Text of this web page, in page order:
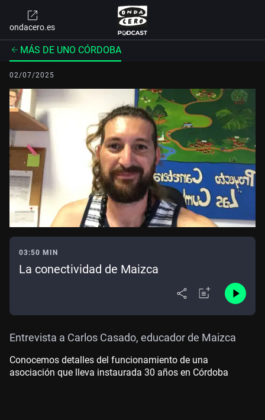
ondacero.es
MÁS DE UNO CÓRDOBA
02/07/2025
03:50 MIN
La conectividad de Maizca
Entrevista a Carlos Casado, educador de Maizca
Conocemos detalles del funcionamiento de una
asociación que lleva instaurada 30 años en Córdoba